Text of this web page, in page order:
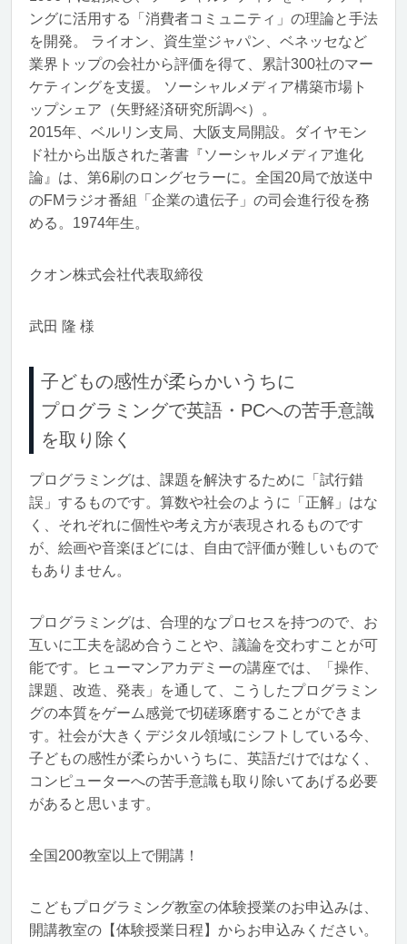
ングに活用する「消費者コミュニティ」の理論と手法
を開発。 ライオン、資生堂ジャパン、ベネッセなど
業界トップの会社から評価を得て、累計300社のマー
ケティングを支援。 ソーシャルメディア構築市場ト
ップシェア（矢野経済研究所調べ）。
2015年、ベルリン支局、大阪支局開設。ダイヤモン
ド社から出版された著書『ソーシャルメディア進化
論』は、第6刷のロングセラーに。全国20局で放送中
のFMラジオ番組「企業の遺伝子」の司会進行役を務
める。1974年生。
クオン株式会社代表取締役
武田 隆 様
子どもの感性が柔らかいうちに
プログラミングで英語・PCへの苦手意識
を取り除く
プログラミングは、課題を解決するために「試行錯
誤」するものです。算数や社会のように「正解」はな
く、それぞれに個性や考え方が表現されるものです
が、絵画や音楽ほどには、自由で評価が難しいもので
もありません。
プログラミングは、合理的なプロセスを持つので、お
互いに工夫を認め合うことや、議論を交わすことが可
能です。ヒューマンアカデミーの講座では、「操作、
課題、改造、発表」を通して、こうしたプログラミン
グの本質をゲーム感覚で切磋琢磨することができま
す。社会が大きくデジタル領域にシフトしている今、
子どもの感性が柔らかいうちに、英語だけではなく、
コンピューターへの苦手意識も取り除いてあげる必要
があると思います。
全国200教室以上で開講！
こどもプログラミング教室の体験授業のお申込みは、
開講教室の【体験授業日程】からお申込みください。